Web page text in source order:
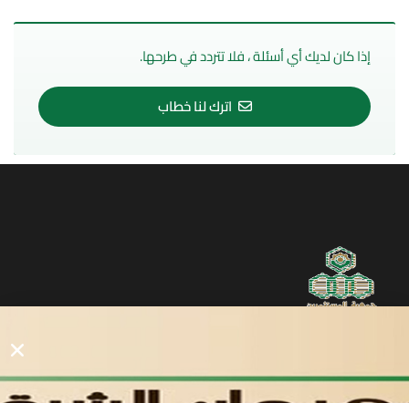
إذا كان لديك أي أسئلة ، فلا تتردد في طرحها.
اترك لنا خطاب
في مدينة العاشر من رمضان القوائم